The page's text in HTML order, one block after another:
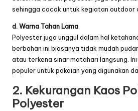
sehingga cocok untuk kegiatan outdoor
d. Warna Tahan Lama
Polyester juga unggul dalam hal
berbahan ini biasanya tidak mudah
atau terkena sinar matahari langsung.
populer untuk pakaian yang digunakan
2. Kekurangan Kaos
Polyester